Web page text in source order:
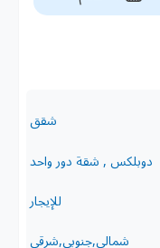
شقق
دوبلكس , شقة دور واحد
للإيجار
شمالى,جنوبى,شرقى